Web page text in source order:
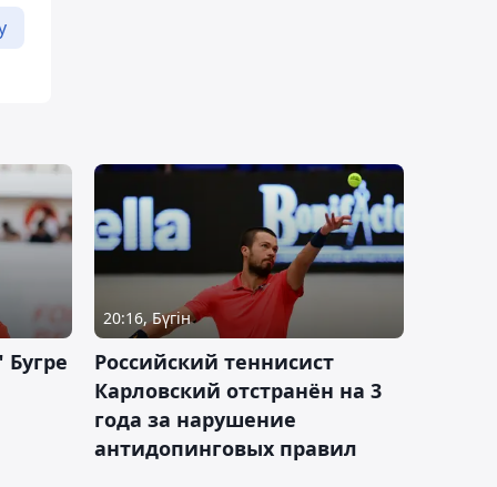
20:16, Бүгін
Российский теннисист
Карловский отстранён на 3
года за нарушение
антидопинговых правил